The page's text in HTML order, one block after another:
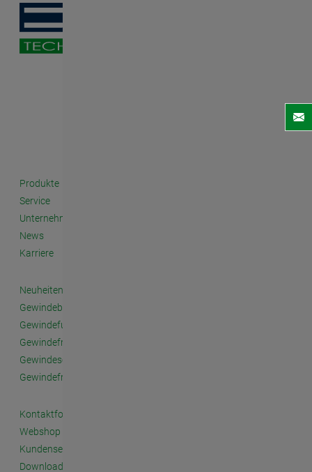
Produkte
Service
Unternehmen
News
Karriere
Neuheiten
Gewindebohrer
Gewindefurcher
Gewindefräser
Gewindeschneidfutter
Gewindefrässysteme
Kontaktformular
Webshop
Kundenseminare
Downloads